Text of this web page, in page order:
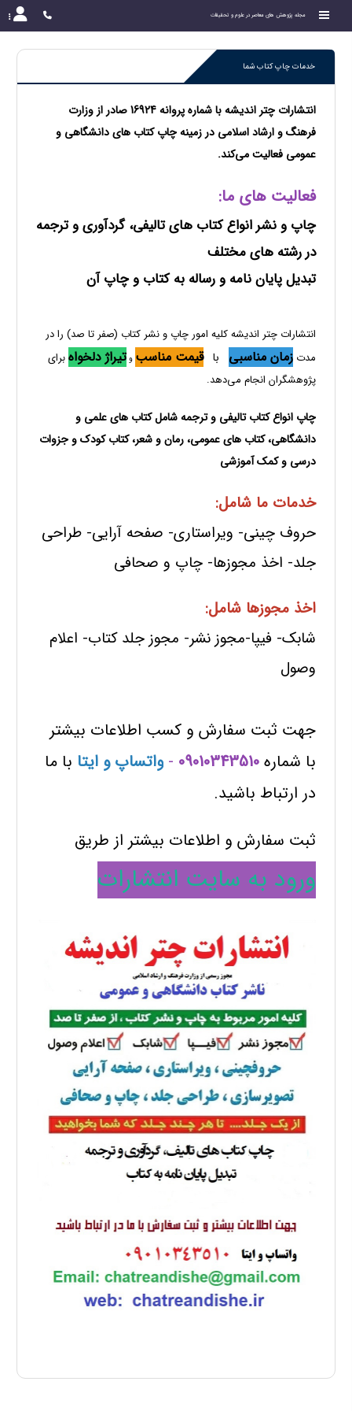
مجله پژوهش های معاصر در علوم و تحقیقات
خدمات چاپ کتاب شما
انتشارات چتر اندیشه با شماره پروانه 16924 صادر از وزارت
فرهنگ و ارشاد اسلامی در زمینه چاپ کتاب های دانشگاهی و
عمومی فعالیت می‌کند.
فعالیت های ما:
چاپ و نشر انواع کتاب های تالیفی، گردآوری و ترجمه
در رشته های مختلف
تبدیل پایان نامه و رساله به کتاب و چاپ آن
انتشارات چتر اندیشه کلیه امور چاپ و نشر کتاب (صفر تا صد) را در
مدت زمان مناسبی باقیمت مناسب وتیراژ دلخواهبرای
پژوهشگران انجام می‌دهد.
چاپ انواع کتاب تالیفی و ترجمه شامل کتاب های علمی و
دانشگاهی، کتاب های عمومی، رمان و شعر، کتاب کودک و جزوات
درسی و کمک آموزشی
خدمات ما شامل:
حروف چینی- ویراستاری- صفحه آرایی- طراحی
جلد- اخذ مجوزها- چاپ و صحافی
اخذ مجوزها شامل:
شابک- فیپا-مجوز نشر- مجوز جلد کتاب- اعلام
وصول
جهت ثبت سفارش و کسب اطلاعات بیشتر
با شماره09010343510
- واتساپ و ایتا با ما
در ارتباط باشید.
ثبت سفارش و اطلاعات بیشتر از طریق
ورود به سایت انتشارات